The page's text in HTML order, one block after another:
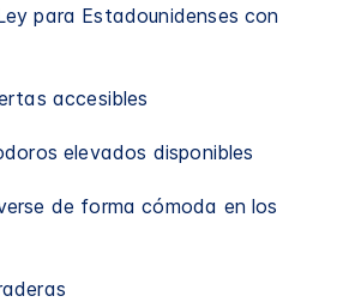
para Estadounidenses con
accesibles
elevados disponibles
de forma cómoda en los